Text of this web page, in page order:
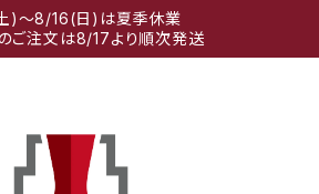
)～8/16(日)は夏季休業
ご注文は8/17より順次発送